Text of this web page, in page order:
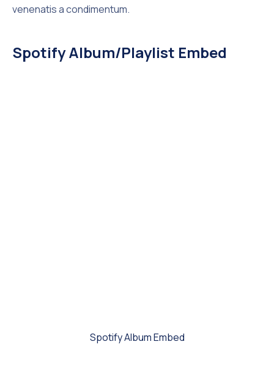
venenatis a condimentum.
Spotify Album/Playlist Embed
Spotify Album Embed